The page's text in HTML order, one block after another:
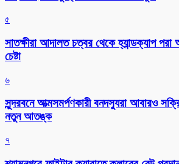
৫
সাতক্ষীরা আদালত চত্বর থেকে হ্যান্ডক্যাপ পরা
চেষ্টা
৬
সুন্দরবনে আত্মসমর্পণকারী বনদস্যুরা আবারও
নতুন আতঙ্ক
৭